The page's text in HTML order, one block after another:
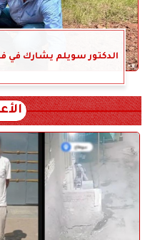
الدكتور سويلم يشارك في